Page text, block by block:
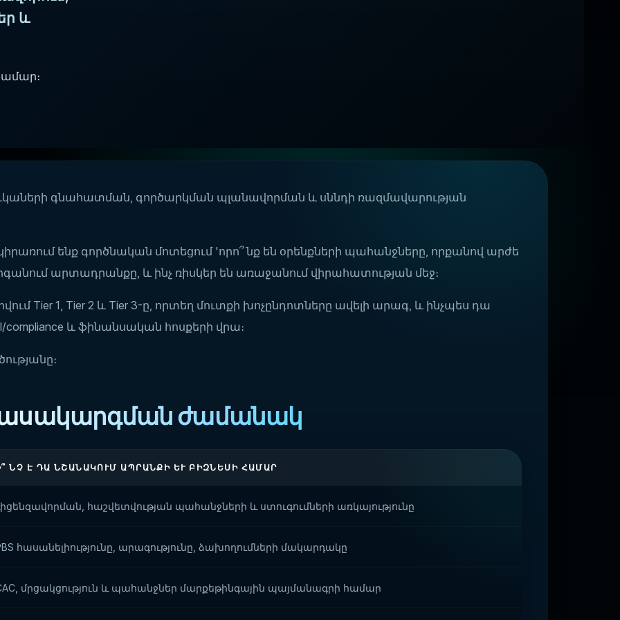
և
գնահատման, գործարկման պլանավորման և սննդի ռազմավարության
ենք գործնական մոտեցում 'որո՞ նք են օրենքների պահանջները, որքանով արժե
արտադրանքը, և ինչ ռիսկեր են առաջանում վիրահատության մեջ։
Tier 1, Tier 2 և Tier 3-ը, որտեղ մուտքի խոչընդոտները ավելի արագ, և ինչպես դա
և ֆինանսական հոսքերի վրա։
դասակարգման ժամանակ
ՆՉ Է ԴԱ ՆՇԱՆԱԿՈՒՄ ԱՊՐԱՆՔԻ ԵՒ ԲԻԶՆԵՍԻ ՀԱՄԱՐ
հաշվետվության պահանջների և ստուգումների առկայությունը
հասանելիությունը, արագությունը, ձախողումների մակարդակը
մրցակցություն և պահանջներ մարքեթինգային պայմանագրի համար